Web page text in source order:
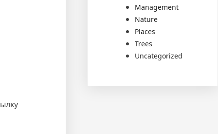
Management
Nature
Places
Trees
Uncategorized